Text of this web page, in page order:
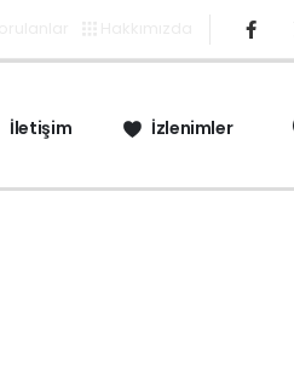
İletişim İzlenimler